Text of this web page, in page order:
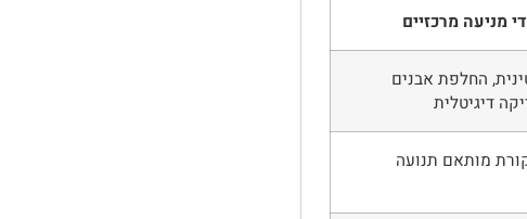
מניעה מרכזיים
החלפת אבנים
דיגיטלית
מותאם תנועה